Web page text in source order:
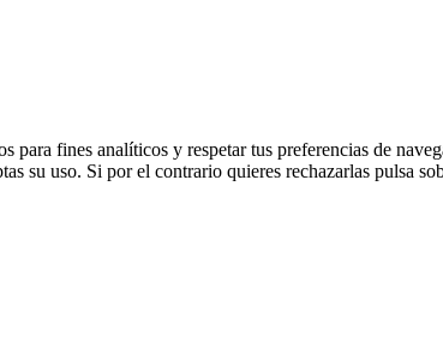
fines analíticos y respetar tus preferencias de
su uso. Si por el contrario quieres rechazarlas pulsa